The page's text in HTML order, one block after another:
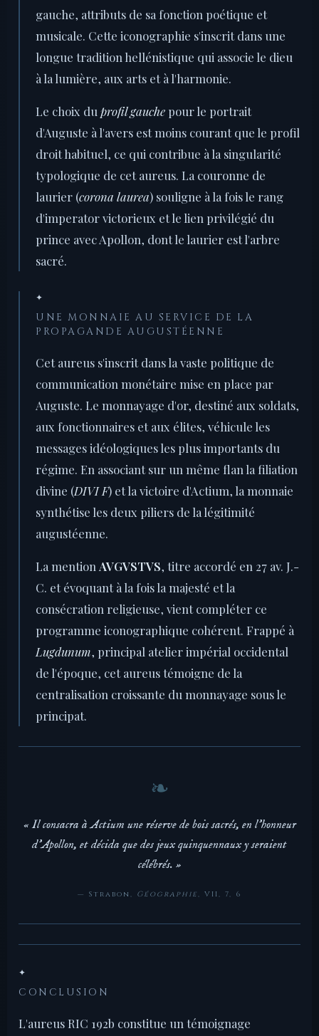
gauche, attributs de sa fonction poétique et
musicale. Cette iconographie s'inscrit dans une
longue tradition hellénistique qui associe le dieu
à la lumière, aux arts et à l'harmonie.
Le choix du profil gauche pour le portrait
d'Auguste à l'avers est moins courant que le profil
droit habituel, ce qui contribue à la singularité
typologique de cet aureus. La couronne de
laurier (corona laurea) souligne à la fois le rang
d'imperator victorieux et le lien privilégié du
prince avec Apollon, dont le laurier est l'arbre
sacré.
✦
UNE MONNAIE AU SERVICE DE LA
PROPAGANDE AUGUSTÉENNE
Cet aureus s'inscrit dans la vaste politique de
communication monétaire mise en place par
Auguste. Le monnayage d'or, destiné aux soldats,
aux fonctionnaires et aux élites, véhicule les
messages idéologiques les plus importants du
régime. En associant sur un même flan la filiation
divine (DIVI F) et la victoire d'Actium, la monnaie
synthétise les deux piliers de la légitimité
augustéenne.
La mention AVGVSTVS, titre accordé en 27 av. J.-
C. et évoquant à la fois la majesté et la
consécration religieuse, vient compléter ce
programme iconographique cohérent. Frappé à
Lugdunum, principal atelier impérial occidental
de l'époque, cet aureus témoigne de la
centralisation croissante du monnayage sous le
principat.
« Il consacra à Actium une réserve de bois sacrés, en l'honneur
d'Apollon, et décida que des jeux quinquennaux y seraient
célébrés. »
— Strabon, Géographie, VII, 7, 6
✦
CONCLUSION
L'aureus RIC 192b constitue un témoignage